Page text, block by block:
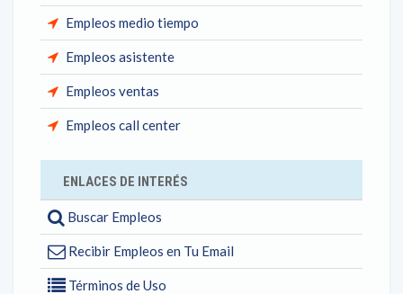
Empleos medio tiempo
Empleos asistente
Empleos ventas
Empleos call center
ENLACES DE INTERÉS
Buscar Empleos
Recibir Empleos en Tu Email
Términos de Uso